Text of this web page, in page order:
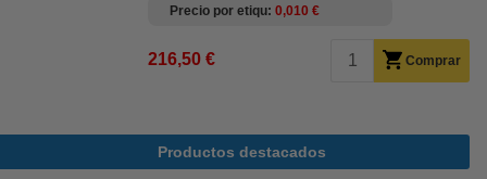
Precio por etiqu 0,010 €
216,50 € Comprar
Productos destacados